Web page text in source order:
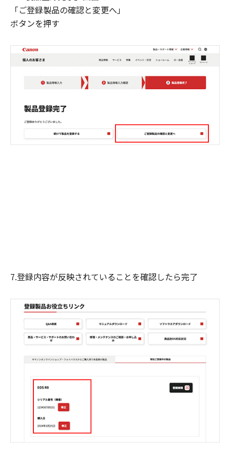
「ご登録製品の確認と変更へ」
ボタンを押す
7.登録内容が反映されていることを確認したら完了